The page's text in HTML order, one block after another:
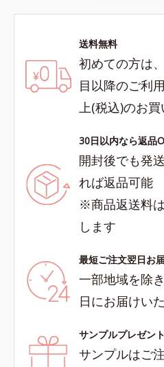
送料無料
初めての方は
目以降のご利
上(税込)のお
30日以内なら返品
開封後でも発
れば返品可能
※商品返送料
します
最短ご注文翌日お
一部地域を除
日にお届けい
サンプルプレゼント
サンプルはご